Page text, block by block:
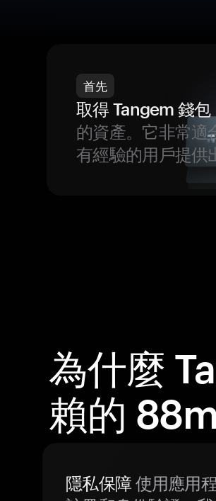
首先
取得 Tangem 錢包
的資產。它非常適
有經驗的用戶提供
為什麼
賴的
隱私保障使用應用